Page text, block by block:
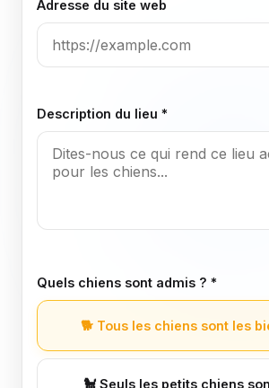
Adresse du site web
Description du lieu *
Quels chiens sont admis ? *
🐕 Tous les chiens sont les
🐩 Seuls les petits chiens